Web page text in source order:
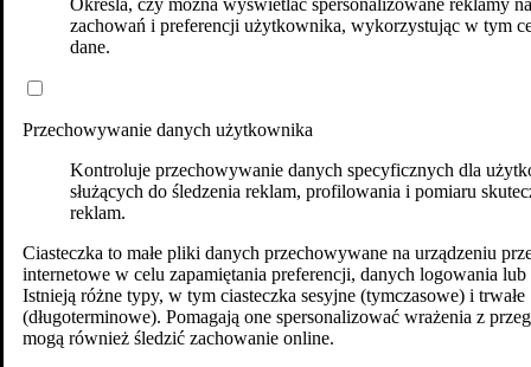
Określa, czy można wyświetlać spersonalizowane reklamy
zachowań i preferencji użytkownika, wykorzystując w tym
dane.
Przechowywanie danych użytkownika
Kontroluje przechowywanie danych specyficznych dla
służących do śledzenia reklam, profilowania i pomiaru
reklam.
Ciasteczka to małe pliki danych przechowywane na urządzeniu
internetowe w celu zapamiętania preferencji, danych logowania lub
Istnieją różne typy, w tym ciasteczka sesyjne (tymczasowe) i trwałe
(długoterminowe). Pomagają one spersonalizować wrażenia z
mogą również śledzić zachowanie online.